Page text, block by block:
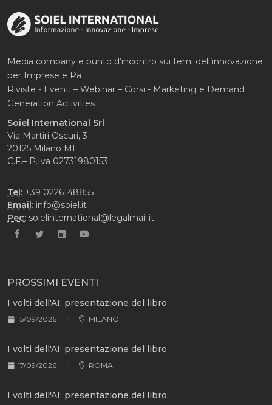
Media company e punto d’incontro sui temi dell’innovazione
per Imprese e Pa
Riviste - Eventi – Webinar – Corsi - Marketing e Demand
Generation Activities
Soiel International Srl
Via Martiri Oscuri, 3
20125 Milano MI
C.F.– P.Iva 02731980153
Tel: +39 0226148855
Email: info@soiel.it
Pec: soielinternational@legalmail.it
PROSSIMI EVENTI
I volti dell'AI: presentazione del libro
15/09/2026 MILANO
I volti dell'AI: presentazione del libro
17/09/2026 ROMA
I volti dell'AI: presentazione del libro